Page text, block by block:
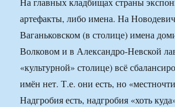
артефакты, либо имена. На
Ваганьковском (в столице) имена
Волковом и в Александро-Невской
«культурной» столице) всё
имён нет. Т.е. они есть, но
Надгробия есть, надгробия «хоть